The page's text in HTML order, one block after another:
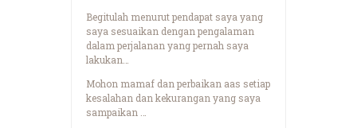
Begitulah menurut pendapat saya yang
saya sesuaikan dengan pengalaman
dalam perjalanan yang pernah saya
lakukan…
Mohon mamaf dan perbaikan aas setiap
kesalahan dan kekurangan yang saya
sampaikan …